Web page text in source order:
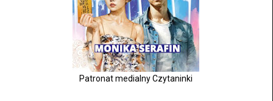
Patronat medialny Czytaninki